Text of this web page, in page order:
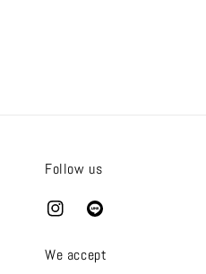
Follow us
We accept